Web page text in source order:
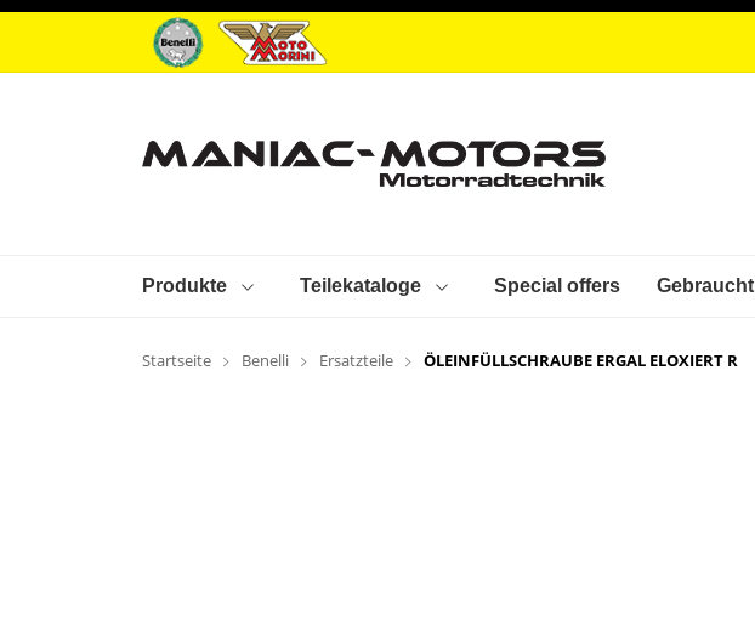
Produkte Teilekataloge Special offers Gebraucht
Startseite Benelli Ersatzteile ÖLEINFÜLLSCHRAUBE ERGAL ELOXIERT R